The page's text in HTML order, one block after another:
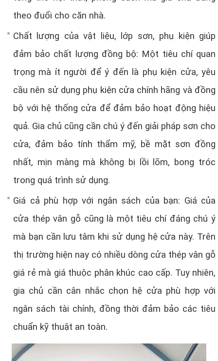
theo đuổi cho căn nhà.
Chất lượng của vật liệu, lớp sơn, phụ kiện giúp
đảm bảo chất lượng đồng bộ: Một tiêu chí quan
trọng mà ít người để ý đến là phụ kiện cửa, yêu
cầu nên sử dụng phụ kiện cửa chính hãng và đồng
bộ với hệ thống cửa để đảm bảo hoạt động hiệu
quả. Gia chủ cũng cần chú ý đến giải pháp sơn cho
cửa, đảm bảo tính thẩm mỹ, bề mặt sơn đồng
nhất, mịn màng mà không bị lồi lõm, bong tróc
trong quá trình sử dụng.
Giá cả phù hợp với ngân sách của bạn: Giá của
cửa thép vân gỗ cũng là một tiêu chí đáng chú ý
mà bạn cần lưu tâm khi sử dụng hệ cửa này. Trên
thị trường hiện nay có nhiều dòng cửa thép vân gỗ
giá rẻ mà giá thuộc phân khúc cao cấp. Tuy nhiên,
gia chủ cần cân nhắc chọn hệ cửa phù hợp với
ngân sách tài chính, đồng thời đảm bảo các tiêu
chuẩn kỹ thuật an toàn.